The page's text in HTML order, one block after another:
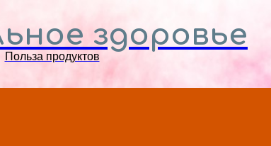
здоровье
Польза продуктов